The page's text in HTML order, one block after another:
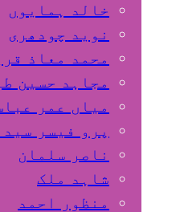
خالد ہمایوں
نوید چودھری
محمد معاذ
مجاہد حسین
میاں عمر
پرو فیسر
ناصر سلمان
شاہد ملک
منظور احمد